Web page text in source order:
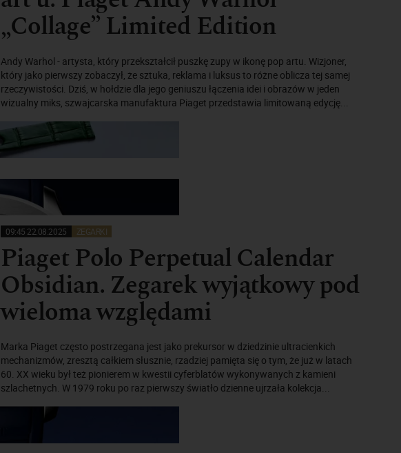
„Collage” Limited Edition
Andy Warhol - artysta, który przekształcił puszkę zupy w ikonę pop artu. Wizjoner,
który jako pierwszy zobaczył, że sztuka, reklama i luksus to różne oblicza tej samej
rzeczywistości. Dziś, w hołdzie dla jego geniuszu łączenia idei i obrazów w jeden
wizualny miks, szwajcarska manufaktura Piaget przedstawia limitowaną edycję...
09:45 22.08.2025 ZEGARKI
Piaget Polo Perpetual Calendar
Obsidian. Zegarek wyjątkowy pod
wieloma względami
Marka Piaget często postrzegana jest jako prekursor w dziedzinie ultracienkich
mechanizmów, zresztą całkiem słusznie, rzadziej pamięta się o tym, że już w latach
60. XX wieku był też pionierem w kwestii cyferblatów wykonywanych z kamieni
szlachetnych. W 1979 roku po raz pierwszy światło dzienne ujrzała kolekcja...